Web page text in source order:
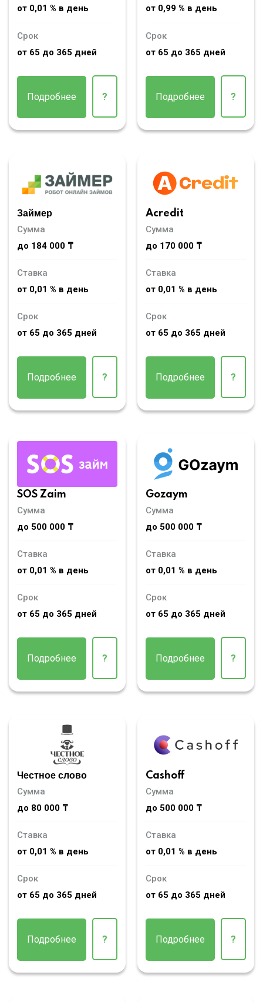
от 0,01 % в день
Срок
от 65 до 365 дней
Подробнее ?
от 0,99 % в день
Срок
от 65 до 365 дней
Подробнее ?
Займер
Сумма
до 184 000 ₸
Ставка
от 0,01 % в день
Срок
от 65 до 365 дней
Подробнее ?
Acredit
Сумма
до 170 000 ₸
Ставка
от 0,01 % в день
Срок
от 65 до 365 дней
Подробнее ?
SOS Zaim
Сумма
до 500 000 ₸
Ставка
от 0,01 % в день
Срок
от 65 до 365 дней
Подробнее ?
Gozaym
Сумма
до 500 000 ₸
Ставка
от 0,01 % в день
Срок
от 65 до 365 дней
Подробнее ?
Честное слово
Сумма
до 80 000 ₸
Ставка
от 0,01 % в день
Срок
от 65 до 365 дней
Подробнее ?
Cashoff
Сумма
до 500 000 ₸
Ставка
от 0,01 % в день
Срок
от 65 до 365 дней
Подробнее ?